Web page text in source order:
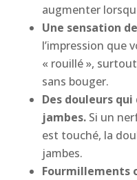
augmenter
Une sensation
l’impression que
« rouillé »,
sans bouger.
Des douleurs
jambes.Si un
est touché, la
jambes.
Fourmillements